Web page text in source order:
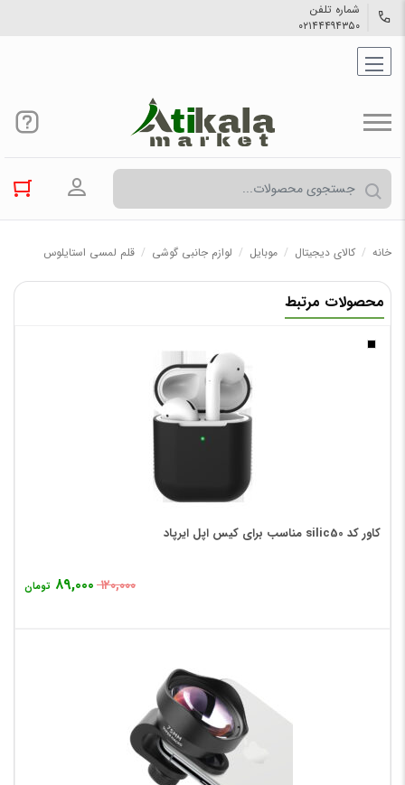
شماره تلفن
۰۲۱۴۴۴۹۴۳۵۰
ورود به
خانه / کالاي دیجیتال / موبایل / لوازم جانبی گوشی / قلم لمسی استایلوس
محصولات مرتبط
کاور کد silic50 مناسب برای کیس اپل ایرپاد
۱۲۰,۰۰۰ ۸۹,۰۰۰ تومان